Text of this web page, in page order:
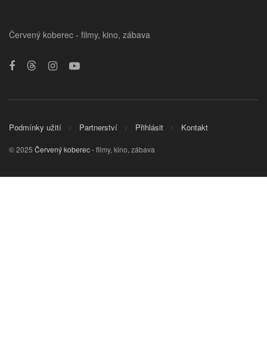
Červený koberec - filmy, kino, zábava
Podmínky užití Partnerství Přihlásit Kontakt
© 2025 Červený koberec- filmy, kino, zábava